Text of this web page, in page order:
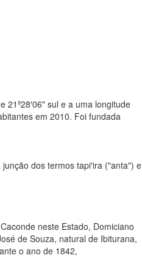
sul e a uma longitude
em 2010. Foi fundada
dos termos tapi′ira ("anta") e
neste Estado, Domiciano
de Souza, natural de Ibiturana,
o ano de 1842,